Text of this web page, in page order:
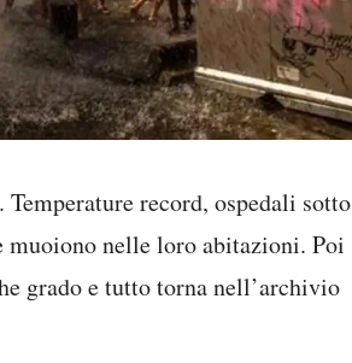
record, ospedali sotto
nelle loro abitazioni. Poi
grado e tutto torna nell’archivio